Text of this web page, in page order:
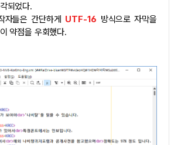
되었다.
자들은 간단하게 UTF-16 방식으로 자막을
약점을 우회했다.